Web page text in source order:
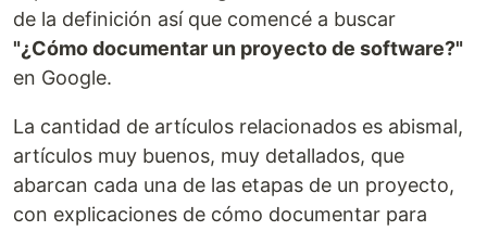
de la definición así que comencé a buscar
"¿Cómo documentar un proyecto de software?"
en Google.
La cantidad de artículos relacionados es abismal,
artículos muy buenos, muy detallados, que
abarcan cada una de las etapas de un proyecto,
con explicaciones de cómo documentar para